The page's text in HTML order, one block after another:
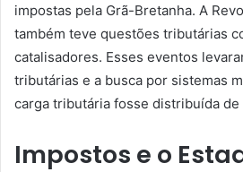
impostas pela Grã-Bretanha. A
também teve questões tributárias
catalisadores. Esses eventos
tributárias e a busca por sistemas
carga tributária fosse distribuída de
Impostos e o